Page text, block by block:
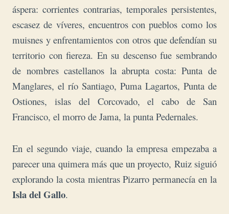
áspera: corrientes contrarias, temporales persistentes,
escasez de víveres, encuentros con pueblos como los
muisnes y enfrentamientos con otros que defendían su
territorio con fiereza. En su descenso fue sembrando
de nombres castellanos la abrupta costa: Punta de
Manglares, el río Santiago, Puma Lagartos, Punta de
Ostiones, islas del Corcovado, el cabo de San
Francisco, el morro de Jama, la punta Pedernales.
En el segundo viaje, cuando la empresa empezaba a
parecer una quimera más que un proyecto, Ruiz siguió
explorando la costa mientras Pizarro permanecía en la
Isla del Gallo.